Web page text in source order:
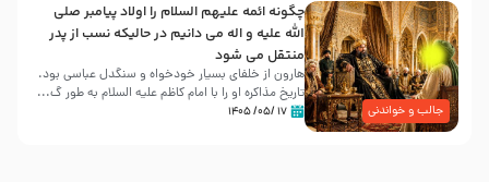
جالب و خواندنی
چگونه ائمه علیهم السلام را اولاد پیامبر صلی
الله علیه و اله می دانیم در حالیکه نسب از پدر
منتقل می شود
هارون از خلفای بسیار خودخواه و سنگدل عباسی بود.
تاریخ مذاکره او را با امام کاظم علیه السلام به طور گ...
۱۷ /۰۵/ ۱۴۰۵